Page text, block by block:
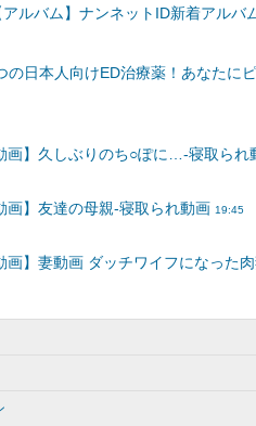
アルバム】ナンネットID新着アル